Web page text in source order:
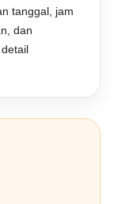
tanggal, jam
dan